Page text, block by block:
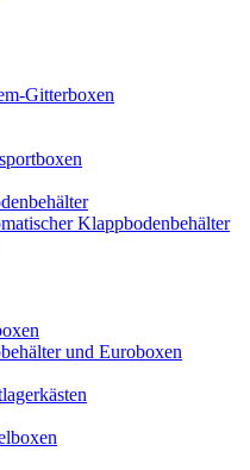
Gitterboxen
Klappbodenbehälter
und Euroboxen